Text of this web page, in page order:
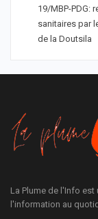
19/MBP-PDG:
sanitaires par
de la Doutsila
La Plume de l'Info
l'information au